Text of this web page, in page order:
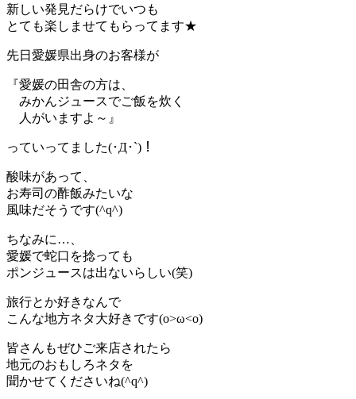
新しい発見だらけでいつも
とても楽しませてもらってます★
先日愛媛県出身のお客様が
『愛媛の田舎の方は、
みかんジュースでご飯を炊く
人がいますよ～』
っていってました(･Д･`)！
酸味があって、
お寿司の酢飯みたいな
風味だそうです(^q^)
ちなみに…、
愛媛で蛇口を捻っても
ポンジュースは出ないらしい(笑)
旅行とか好きなんで
こんな地方ネタ大好きです(o>ω<o)
皆さんもぜひご来店されたら
地元のおもしろネタを
聞かせてくださいね(^q^)